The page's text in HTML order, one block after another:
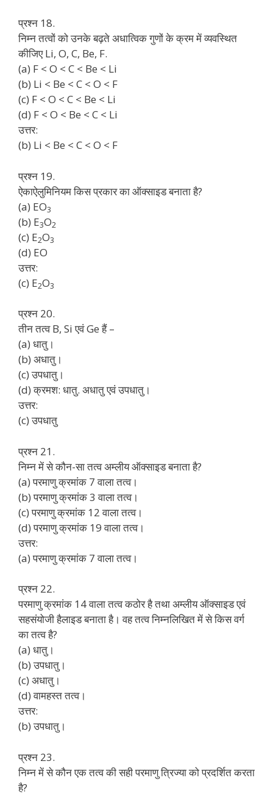
प्रश्न 18.
निम्न तत्वों को उनके बढ़ते अधात्विक गुणों के क्रम में व्यवस्थित
कीजिए Li, O, C, Be, F.
(a) F < O < C < Be < Li
(b) Li < Be < C < O < F
(c) F < O < C < Be < Li
(d) F < O < Be < C < Li
उत्तर:
(b) Li < Be < C < O < F
प्रश्न 19.
ऐकाऐलुमिनियम किस प्रकार का ऑक्साइड बनाता है?
(a) EO3
(b) E3O2
(c) E2O3
(d) EO
उत्तर:
(c) E2O3
प्रश्न 20.
तीन तत्व B, Si एवं Ge हैं –
(a) धातु।
(b) अधातु।
(c) उपधातु।
(d) क्रमश: धातु. अधातु एवं उपधातु।
उत्तर:
(c) उपधातु
प्रश्न 21.
निम्न में से कौन-सा तत्व अम्लीय ऑक्साइड बनाता है?
(a) परमाणु क्रमांक 7 वाला तत्व।
(b) परमाणु क्रमांक 3 वाला तत्व।
(c) परमाणु क्रमांक 12 वाला तत्व।
(d) परमाणु क्रमांक 19 वाला तत्व।
उत्तर:
(a) परमाणु क्रमांक 7 वाला तत्व।
प्रश्न 22.
परमाणु क्रमांक 14 वाला तत्व कठोर है तथा अम्लीय ऑक्साइड एवं
सहसंयोजी हैलाइड बनाता है। वह तत्व निम्नलिखित में से किस वर्ग
का तत्व है?
(a) धातु।
(b) उपधातु।
(c) अधातु।
(d) वामहस्त तत्व।
उत्तर:
(b) उपधातु।
प्रश्न 23.
निम्न में से कौन एक तत्व की सही परमाणु त्रिज्या को प्रदर्शित करता
है?